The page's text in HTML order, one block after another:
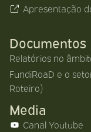
Apresentação
Documentos
Relatórios no
FundiRoaD e o
Roteiro)
Media
Canal Youtube